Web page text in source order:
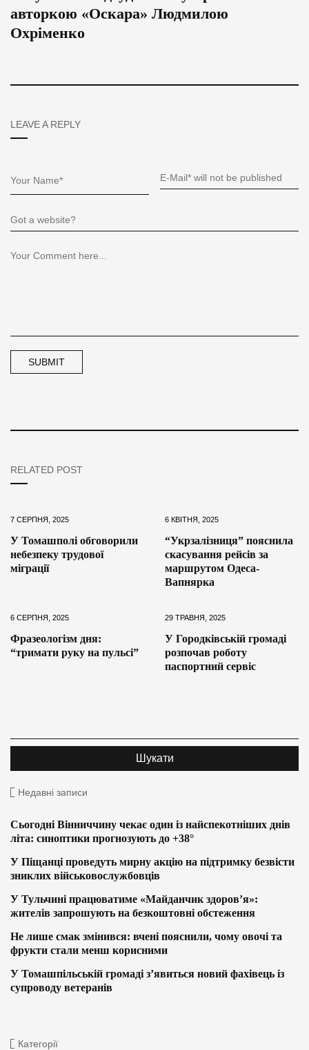
авторкою «Оскара» Людмилою
Охріменко
LEAVE A REPLY
RELATED POST
7 СЕРПНЯ, 2025
У Томашполі обговорили
небезпеку трудової
міграції
6 КВІТНЯ, 2025
“Укрзалізниця” пояснила
скасування рейсів за
маршрутом Одеса-
Вапнярка
6 СЕРПНЯ, 2025
Фразеологізм дня:
“тримати руку на пульсі”
29 ТРАВНЯ, 2025
У Городківській громаді
розпочав роботу
паспортний сервіс
Недавні записи
Сьогодні Вінниччину чекає один із найспекотніших днів
літа: синоптики прогнозують до +38°
У Піщанці проведуть мирну акцію на підтримку безвісти
зниклих військовослужбовців
У Тульчині працюватиме «Майданчик здоров’я»:
жителів запрошують на безкоштовні обстеження
Не лише смак змінився: вчені пояснили, чому овочі та
фрукти стали менш корисними
У Томашпільській громаді з’явиться новий фахівець із
супроводу ветеранів
Категорії